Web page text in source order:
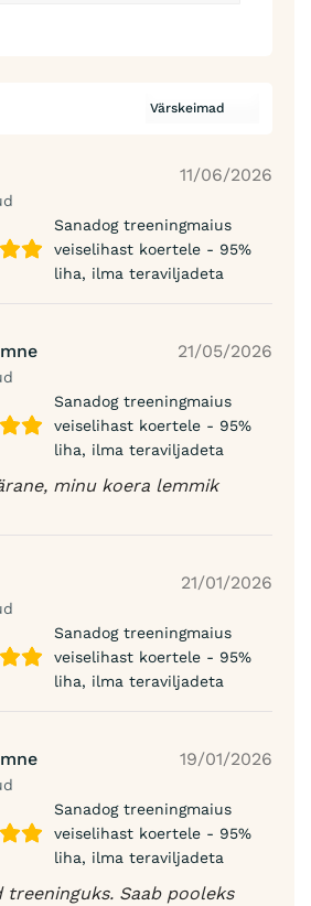
11/06/2026
Sanadog treeningmaius
veiselihast koertele - 95%
liha, ilma teraviljadeta
21/05/2026
Sanadog treeningmaius
veiselihast koertele - 95%
liha, ilma teraviljadeta
minu koera lemmik
21/01/2026
Sanadog treeningmaius
veiselihast koertele - 95%
liha, ilma teraviljadeta
19/01/2026
Sanadog treeningmaius
veiselihast koertele - 95%
liha, ilma teraviljadeta
treeninguks. Saab pooleks